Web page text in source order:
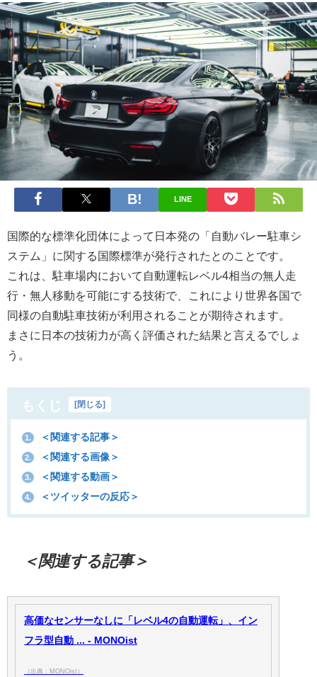
LINE
国際的な標準化団体によって日本発の「自動バレー駐車シ
ステム」に関する国際標準が発行されたとのことです。
これは、駐車場内において自動運転レベル4相当の無人走
行・無人移動を可能にする技術で、これにより世界各国で
同様の自動駐車技術が利用されることが期待されます。
まさに日本の技術力が高く評価された結果と言えるでしょ
う。
もくじ [閉じる]
1. ＜関連する記事＞
2. ＜関連する画像＞
3. ＜関連する動画＞
4. ＜ツイッターの反応＞
＜関連する記事＞
高価なセンサーなしに「レベル4の自動運転」、イン
フラ型自動 ... - MONOist
（出典：MONOist）